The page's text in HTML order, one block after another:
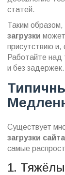
статей.
Таким образом,
загрузки
присутствию и,
Работайте над
и без задержек.
Существует
загрузки сайта
самые
1.